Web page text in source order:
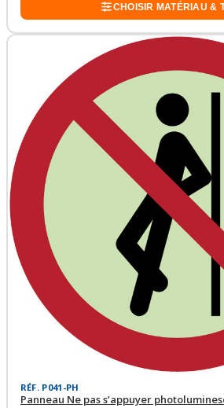
CHOISIR MATÉRIAU &
RÉF. P041-PH
Panneau Ne pas s’appuyer